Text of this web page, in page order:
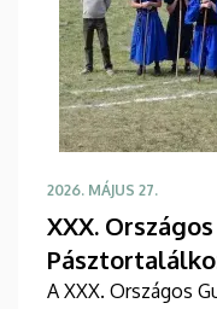
2026. MÁJUS 27.
XXX.
A XXX. Országos